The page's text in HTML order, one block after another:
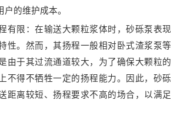
的维护成本。
有限：在输送大颗粒浆体时，砂砾泵表现
性。然而，其扬程一般相对卧式渣浆泵等
由于其过流通道较大，为了确保大颗粒的
不得不牺牲一定的扬程能力。因此，砂砾
距离较短、扬程要求不高的场合，以满足